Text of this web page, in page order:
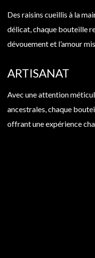
Des raisins cueillis à la
délicat, chaque bouteille
dévouement et l’amour
ARTISANAT
Avec une attention
ancestrales, chaque
offrant uneexpérience